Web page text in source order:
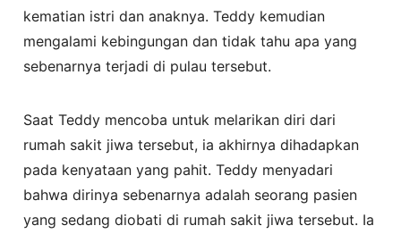
kematian istri dan anaknya. Teddy kemudian
mengalami kebingungan dan tidak tahu apa yang
sebenarnya terjadi di pulau tersebut.
Saat Teddy mencoba untuk melarikan diri dari
rumah sakit jiwa tersebut, ia akhirnya dihadapkan
pada kenyataan yang pahit. Teddy menyadari
bahwa dirinya sebenarnya adalah seorang pasien
yang sedang diobati di rumah sakit jiwa tersebut. Ia